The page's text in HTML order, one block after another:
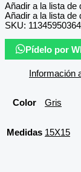
Añadir a la lista de
Añadir a la lista de
SKU:
Pídelo por
Información
Color Gris
Medidas 15X15